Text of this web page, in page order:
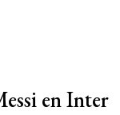
en Inter